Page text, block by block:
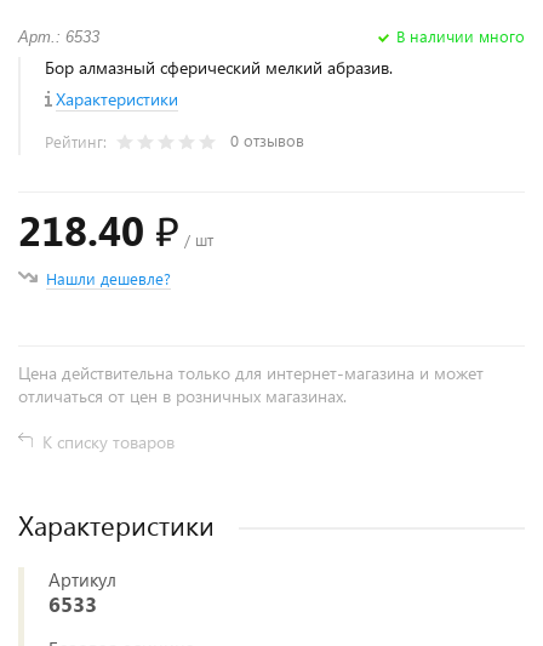
Арт.: 6533 В наличии много
Бор алмазный сферический мелкий абразив.
Характеристики
Рейтинг: 0 отзывов
218.40 ₽ / шт
Нашли дешевле?
Цена действительна только для интернет-магазина и может
отличаться от цен в розничных магазинах.
К списку товаров
Характеристики
Артикул
6533